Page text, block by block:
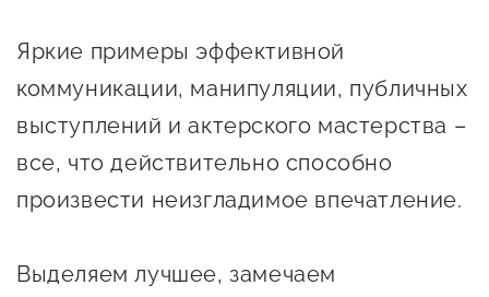
Меры поддержки
Навигатор по мерам
поддержки
Имущественная поддержка
Образовательная поддержка
Яркие примеры эффективной
коммуникации, манипуляции, публичных
выступлений и актерского мастерства –
все, что действительно способно
произвести неизгладимое впечатление.
Выделяем лучшее, замечаем